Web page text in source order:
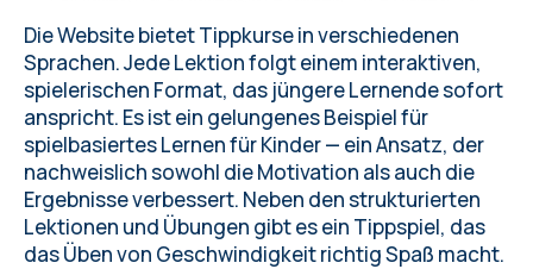
Die Website bietetTippkurse in verschiedenen
Sprachen. Jede Lektion folgt einem interaktiven,
spielerischen Format, das jüngere Lernende sofort
anspricht. Es ist ein gelungenes Beispiel für
spielbasiertes Lernen für Kinder — ein Ansatz, der
nachweislich sowohl die Motivation als auch die
Ergebnisse verbessert. Neben den strukturierten
Lektionen und Übungen gibt es ein Tippspiel, das
das Üben von Geschwindigkeit richtig Spaß macht.